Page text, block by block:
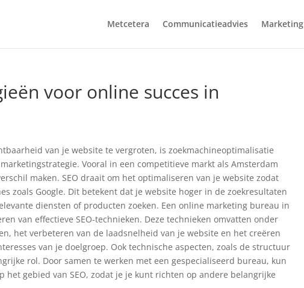
Metcetera Communicatieadvies Marketing
voor online succes in
van je website te vergroten, is zoekmachineoptimalisatie
Vooral in een competitieve markt als Amsterdam
maken. SEO draait om het optimaliseren van je website zodat
zoals Google. Dit betekent dat je website hoger in de zoekresultaten
diensten of producten zoeken. Een online marketing bureau in
van effectieve SEO-technieken. Deze technieken omvatten onder
het verbeteren van de laadsnelheid van je website en het creëren
van je doelgroep. Ook technische aspecten, zoals de structuur
rol. Door samen te werken met een gespecialiseerd bureau, kun
gebied van SEO, zodat je je kunt richten op andere belangrijke